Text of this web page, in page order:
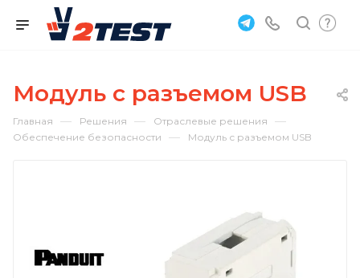
Модуль с разъемом USB
Главная — Решения — Отраслевые решения —
Обеспечение безопасности — Модуль с разъемом USB